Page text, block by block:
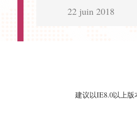
22 juin 2018
建议以IE8.0以上版